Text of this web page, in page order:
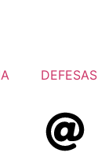
DEFESAS